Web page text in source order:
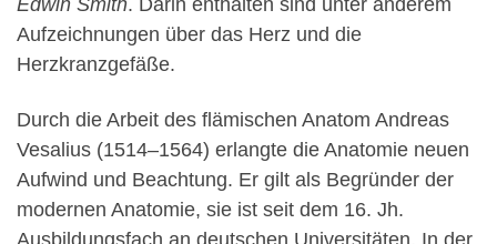
Edwin Smith. Darin enthalten sind unter anderem
Aufzeichnungen über das Herz und die
Herzkranzgefäße.
Durch die Arbeit des flämischen Anatom Andreas
Vesalius (1514–1564) erlangte die Anatomie neuen
Aufwind und Beachtung. Er gilt als Begründer der
modernen Anatomie, sie ist seit dem 16. Jh.
Ausbildungsfach an deutschen Universitäten. In der